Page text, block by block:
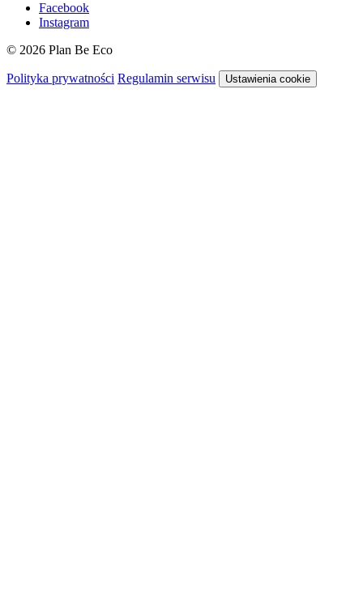
Facebook
Instagram
© 2026 Plan Be Eco
Polityka prywatności Regulamin serwisu Ustawienia cookie